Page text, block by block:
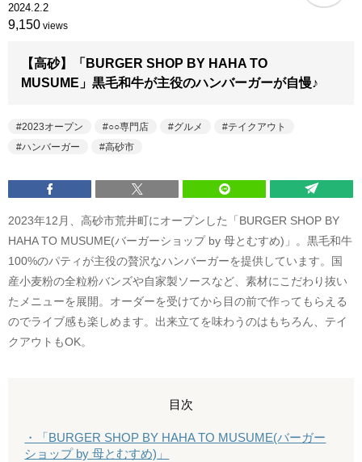
2024.2.2
9,150 views
【高砂】「BURGER SHOP BY HAHA TO
MUSUME」黒毛和牛が主役のハンバーガーが自慢♪
2023オープン ○○専門店 グルメ
テイクアウト
ハンバーガー
高砂市
2023年12月、高砂市荒井町にオープンした「BURGER SHOP BY
HAHA TO MUSUME(バーガーショップ by 母とむすめ)」。黒毛和牛
100%のパティが主役の贅沢なハンバーガーを提供しています。国
産小麦粉の全粒粉バンズや自家製ソースなど、素材にこだわり抜い
たメニューを展開。オーダーを受けてから目の前で作ってもらえる
のでライブ感も楽しめます。出来立てを味わうのはもちろん、テイ
クアウトもOK。
目次
・「BURGER SHOP BY HAHA TO MUSUME(バーガー
ショップ by 母とむすめ)」